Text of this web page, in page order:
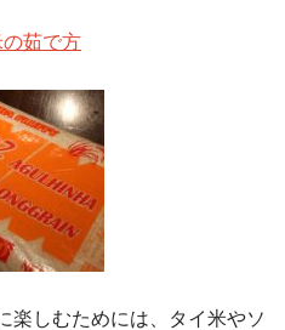
の茹で方
楽しむためには、タイ米やソ